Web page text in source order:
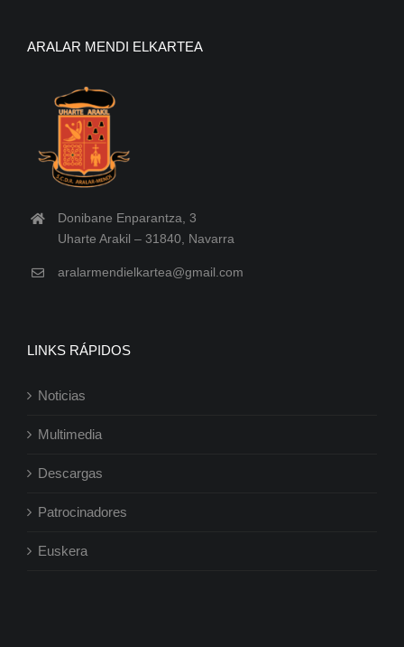
ARALAR MENDI ELKARTEA
Donibane Enparantza, 3
Uharte Arakil – 31840, Navarra
aralarmendielkartea@gmail.com
LINKS RÁPIDOS
Noticias
Multimedia
Descargas
Patrocinadores
Euskera